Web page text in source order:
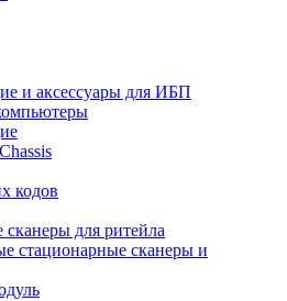
и аксессуары для ИБП
кодов
для ритейла
стационарные сканеры и